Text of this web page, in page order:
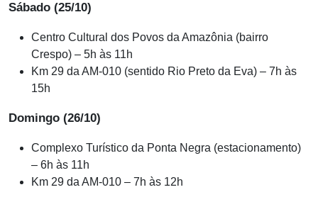
Sábado (25/10)
Centro Cultural dos Povos da Amazônia (bairro
Crespo) – 5h às 11h
Km 29 da AM-010 (sentido Rio Preto da Eva) – 7h às
15h
Domingo (26/10)
Complexo Turístico da Ponta Negra (estacionamento)
– 6h às 11h
Km 29 da AM-010 – 7h às 12h